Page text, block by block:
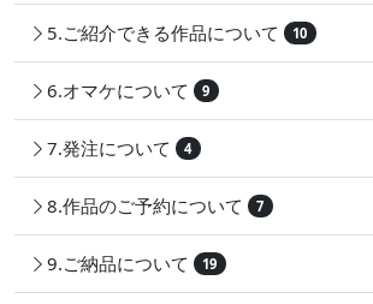
5.ご紹介できる作品について 10
6.オマケについて 9
7.発注について 4
8.作品のご予約について 7
9.ご納品について 19